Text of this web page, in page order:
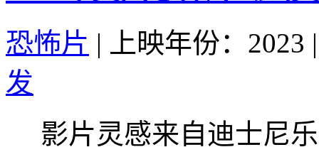
恐怖片 | 上映年份：2023 |
发
影片灵感来自迪士尼乐